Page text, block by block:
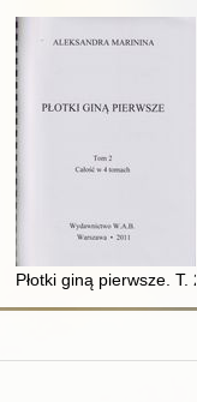
Płotki giną pierwsze. T. 2